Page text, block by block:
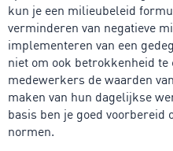
kun je een milieubeleid
verminderen van negatieve
implementeren van een
niet om ook betrokkenheid
medewerkers de waarden
maken van hun dagelijkse
basis ben je goed voorbereid
normen.